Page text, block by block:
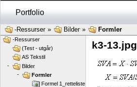
Portfolio
-Ressurser» Bilder» Formler
k3-13.jpg
-Ressurser
(Test - utgår)
AS Tekstil
-
Bilder
-
Formler
Formel 1_retteliste.jpg